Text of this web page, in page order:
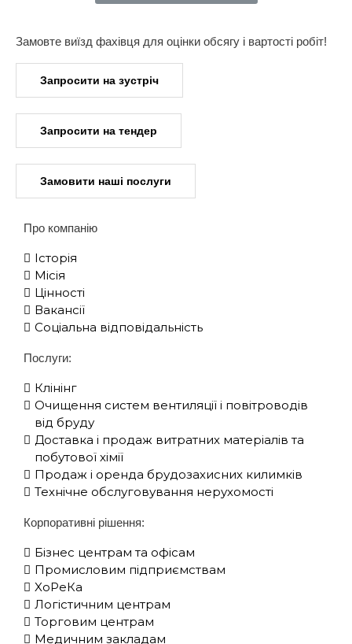
Замовте виїзд фахівця для оцінки обсягу і вартості робіт!
Запросити на зустріч
Запросити на тендер
Замовити наші послуги
Про компанію
Історія
Місія
Цінності
Вакансії
Соціальна відповідальність
Послуги:
Клінінг
Очищення систем вентиляції і повітроводів
від бруду
Доставка і продаж витратних матеріалів та
побутової хімії
Продаж і оренда брудозахисних килимків
Технічне обслуговування нерухомості
Корпоративні рішення:
Бізнес центрам та офісам
Промисловим підприємствам
XоРеКа
Логістичним центрам
Торговим центрам
Медичним закладам